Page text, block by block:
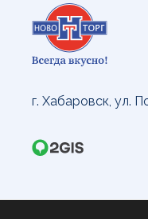
г. Хабаровск, ул.